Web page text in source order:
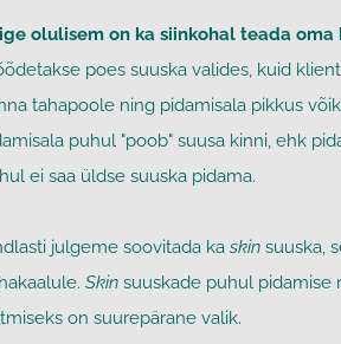
olulisem on ka siinkohal teada
poes suuska valides, kuid
tahapoole ning pidamisala pikkus
puhul "poob" suusa kinni, ehk
ei saa üldse suuska pidama.
julgeme soovitada ka skin suuska,
Skin suuskade puhul pidamise
on suurepärane valik.